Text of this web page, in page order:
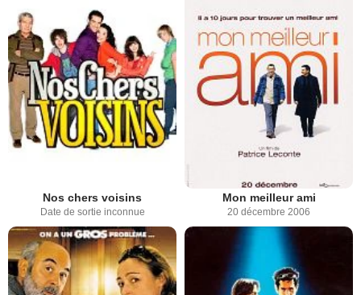
Nos chers voisins
Date de sortie inconnue
Mon meilleur ami
20 décembre 2006